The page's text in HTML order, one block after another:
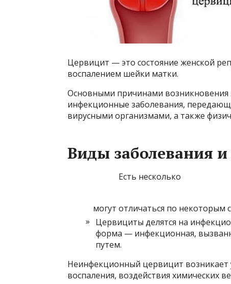
Цервицит — это состояние женской
воспалением шейки матки.
Основными причинами возникновения
инфекционные заболевания,
вирусными организмами, а также
Виды заболевания
Есть несколько
могут отличаться по некоторым
Цервициты делятся на
форма — инфекционная,
путем.
Неинфекционный цервицит
воспаления, воздействия химических